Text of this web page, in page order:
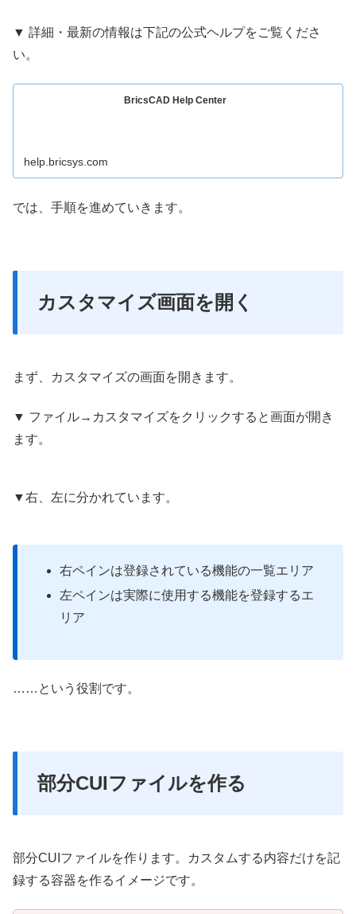
▼ 詳細・最新の情報は下記の公式ヘルプをご覧くださ
い。
BricsCAD Help Center
help.bricsys.com
では、手順を進めていきます。
カスタマイズ画面を開く
まず、カスタマイズの画面を開きます。
▼ ファイル→カスタマイズをクリックすると画面が開き
ます。
▼右、左に分かれています。
右ペインは登録されている機能の一覧エリア
左ペインは実際に使用する機能を登録するエ
リア
……という役割です。
部分CUIファイルを作る
部分CUIファイルを作ります。カスタムする内容だけを記
録する容器を作るイメージです。